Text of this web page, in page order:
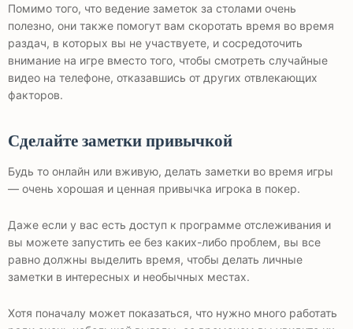
Помимо того, что ведение заметок за столами очень
полезно, они также помогут вам скоротать время во время
раздач, в которых вы не участвуете, и сосредоточить
внимание на игре вместо того, чтобы смотреть случайные
видео на телефоне, отказавшись от других отвлекающих
факторов.
Сделайте заметки привычкой
Будь то онлайн или вживую, делать заметки во время игры
— очень хорошая и ценная привычка игрока в покер.
Даже если у вас есть доступ к программе отслеживания и
вы можете запустить ее без каких-либо проблем, вы все
равно должны выделить время, чтобы делать личные
заметки в интересных и необычных местах.
Хотя поначалу может показаться, что нужно много работать